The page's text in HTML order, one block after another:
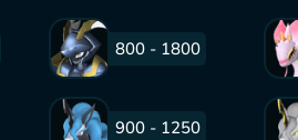
800 - 1800
900 - 1250